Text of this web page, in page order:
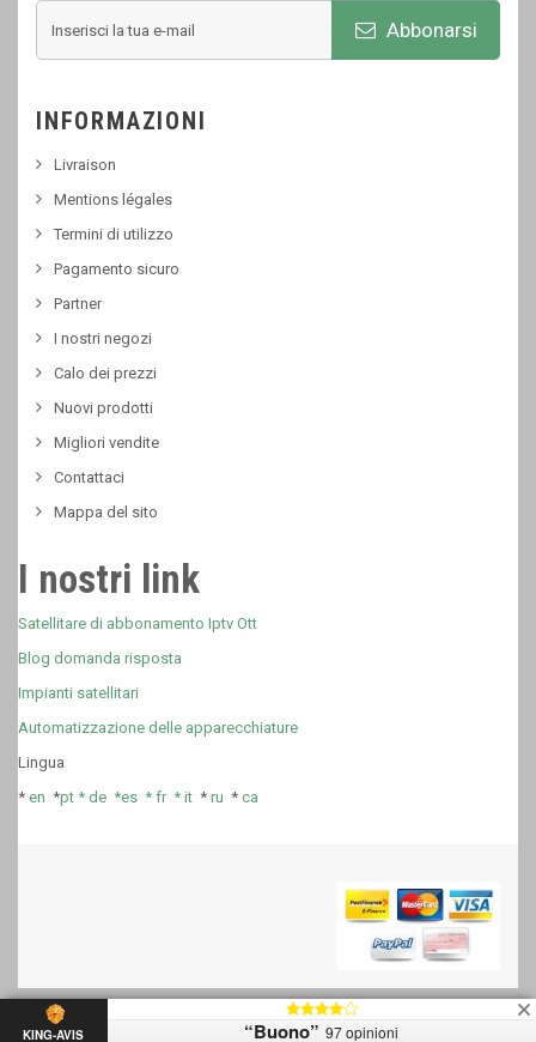
Abbonarsi
INFORMAZIONI
Livraison
Mentions légales
Termini di utilizzo
Pagamento sicuro
Partner
I nostri negozi
Calo dei prezzi
Nuovi prodotti
Migliori vendite
Contattaci
Mappa del sito
I nostri link
Satellitare di abbonamento Iptv Ott
Blog domanda risposta
Impianti satellitari
Automatizzazione delle apparecchiature
Lingua
* en *pt * de *es * fr* it * ru * ca
KING-AVIS “Buono” 97 opinioni